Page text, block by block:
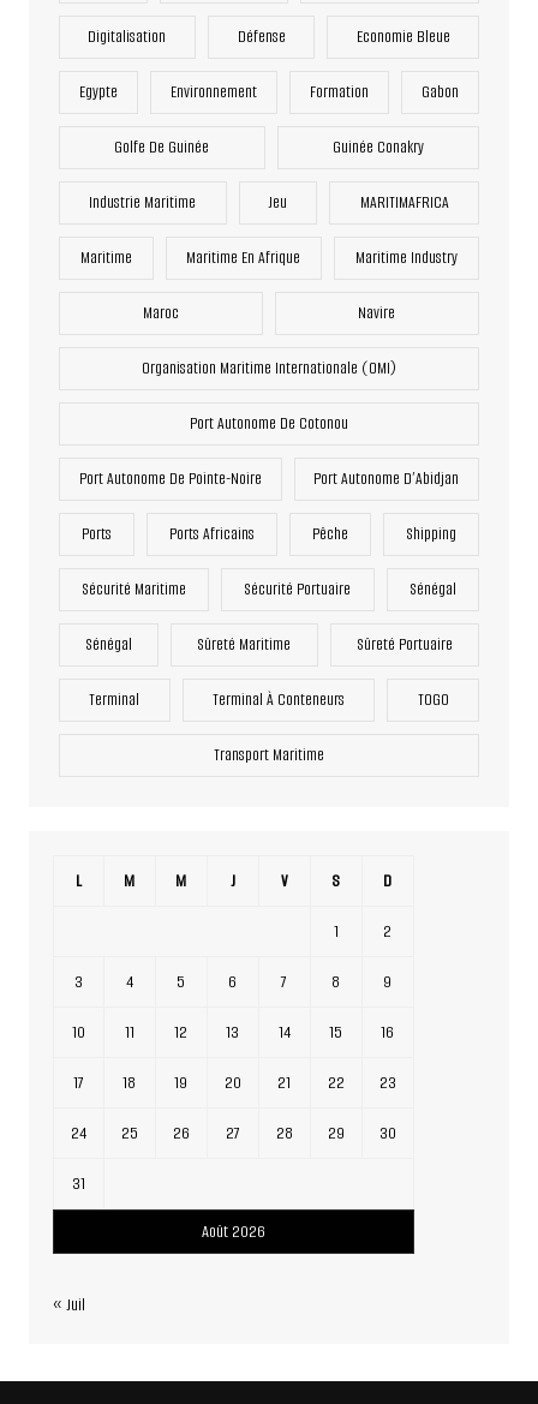
Digitalisation Défense Economie Bleue
Egypte Environnement Formation Gabon
Golfe De Guinée Guinée Conakry
Industrie Maritime Jeu MARITIMAFRICA
Maritime Maritime En Afrique Maritime Industry
Maroc Navire
Organisation Maritime Internationale (OMI)
Port Autonome De Cotonou
Port Autonome De Pointe-Noire Port Autonome D’Abidjan
Ports Ports Africains Pêche Shipping
Sécurité Maritime Sécurité Portuaire Sénégal
Sénégal Sûreté Maritime Sûreté Portuaire
Terminal Terminal À Conteneurs TOGO
Transport Maritime
Août 2026
L M M J V S D
1 2
3 4 5 6 7 8 9
10 11 12 13 14 15 16
17 18 19 20 21 22 23
24 25 26 27 28 29 30
31
« Juil